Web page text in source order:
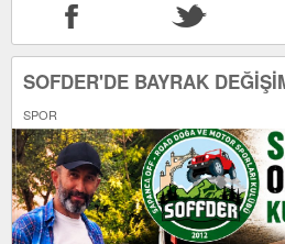
SOFDER'DE BAYRAK
SPOR